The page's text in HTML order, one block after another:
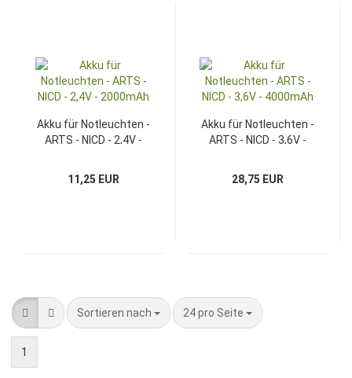
Akku für Notleuchten -
ARTS - NICD - 2,4V -
11,25 EUR
Akku für Notleuchten -
ARTS - NICD - 3,6V -
28,75 EUR
Sortieren nach
Sortieren nach 24 pro Seite
pro Seite
1